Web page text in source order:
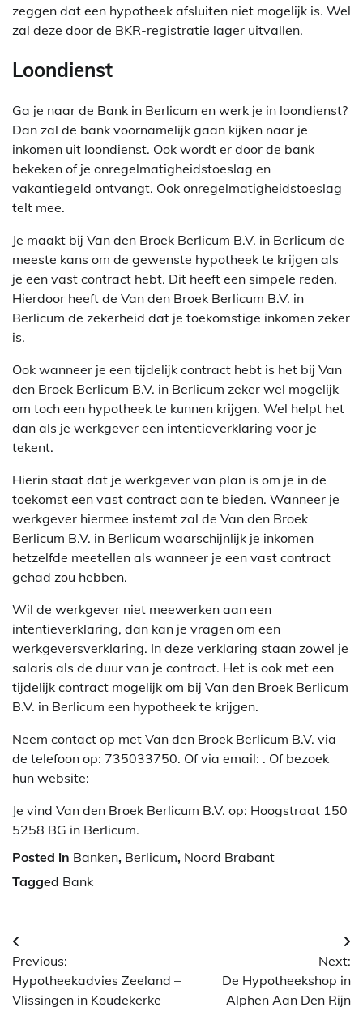
zeggen dat een hypotheek afsluiten niet mogelijk is. Wel
zal deze door de BKR-registratie lager uitvallen.
Loondienst
Ga je naar de Bank in Berlicum en werk je in loondienst?
Dan zal de bank voornamelijk gaan kijken naar je
inkomen uit loondienst. Ook wordt er door de bank
bekeken of je onregelmatigheidstoeslag en
vakantiegeld ontvangt. Ook onregelmatigheidstoeslag
telt mee.
Je maakt bij Van den Broek Berlicum B.V. in Berlicum de
meeste kans om de gewenste hypotheek te krijgen als
je een vast contract hebt. Dit heeft een simpele reden.
Hierdoor heeft de Van den Broek Berlicum B.V. in
Berlicum de zekerheid dat je toekomstige inkomen zeker
is.
Ook wanneer je een tijdelijk contract hebt is het bij Van
den Broek Berlicum B.V. in Berlicum zeker wel mogelijk
om toch een hypotheek te kunnen krijgen. Wel helpt het
dan als je werkgever een intentieverklaring voor je
tekent.
Hierin staat dat je werkgever van plan is om je in de
toekomst een vast contract aan te bieden. Wanneer je
werkgever hiermee instemt zal de Van den Broek
Berlicum B.V. in Berlicum waarschijnlijk je inkomen
hetzelfde meetellen als wanneer je een vast contract
gehad zou hebben.
Wil de werkgever niet meewerken aan een
intentieverklaring, dan kan je vragen om een
werkgeversverklaring. In deze verklaring staan zowel je
salaris als de duur van je contract. Het is ook met een
tijdelijk contract mogelijk om bij Van den Broek Berlicum
B.V. in Berlicum een hypotheek te krijgen.
Neem contact op met Van den Broek Berlicum B.V. via
de telefoon op: 735033750. Of via email: . Of bezoek
hun website:
Je vind Van den Broek Berlicum B.V. op: Hoogstraat 150
5258 BG in Berlicum.
Posted in Banken, Berlicum, Noord Brabant
Tagged Bank
Berichtnavigatie
Previous:
Hypotheekadvies Zeeland –
Vlissingen in Koudekerke
Next:
De Hypotheekshop in
Alphen Aan Den Rijn